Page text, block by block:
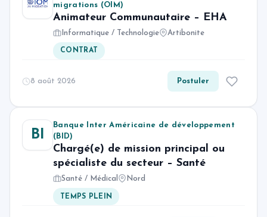
migrations (OIM)
Animateur Communautaire – EHA
Informatique / Technologie Artibonite
CONTRAT
8 août 2026 Postuler
BI
Banque Inter Américaine de développement
(BID)
Chargé(e) de mission principal ou
spécialiste du secteur – Santé
Santé / Médical Nord
TEMPS PLEIN